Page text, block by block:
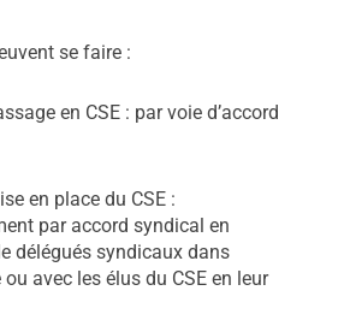
se faire :
en CSE : par voie d’accord
en place du CSE :
par accord syndical en
délégués syndicaux dans
ou avec les élus du CSE en leur